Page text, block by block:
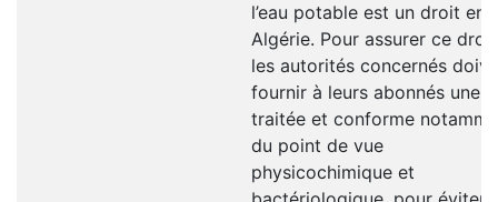
l’eau potable est un droit en
Algérie. Pour assurer ce
les autorités concernés
fournir à leurs abonnés une
traitée et conforme
du point de vue
physicochimique et